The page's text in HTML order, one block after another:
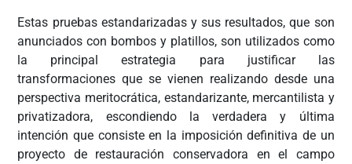
Estas pruebas estandarizadas y sus resultados, que son
anunciados con bombos y platillos, son utilizados como
la principal estrategia para justificar las
transformaciones que se vienen realizando desde una
perspectiva meritocrática, estandarizante, mercantilista y
privatizadora, escondiendo la verdadera y última
intención que consiste en la imposición definitiva de un
proyecto de restauración conservadora en el campo